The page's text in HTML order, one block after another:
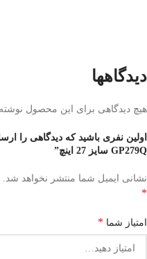
دیدگاهها
هیچ دیدگاهی برای این محصول
اولین نفری باشید که دیدگاهی را
GP279Q سایز 27 اینچ”
نشانی ایمیل شما منتشر نخواهد شد.
*
امتیاز شما *